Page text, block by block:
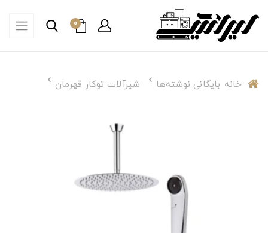
0
خانه بایگانی نوشته‌ها شیرآلات توکار قهرمان